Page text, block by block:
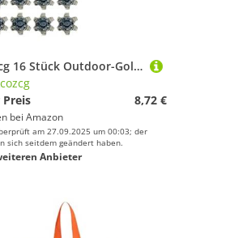
Itkcozcg 16 Stück Outdoor-Golfschuh-Spikes, Ersatz-Nieten, rutschfeste Spikes, schnelle Drehung, Stollen, Golfschuhe, Zubehör, schneller Ersatz, Golfschuh-Zubehör
Preis
8,72 €
bei Amazon
am 27.09.2025 um 00:03; der
sich seitdem geändert haben.
Anbieter